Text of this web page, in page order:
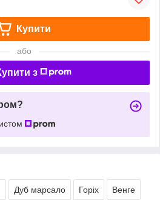
Купити
або
з
Дуб марсало Горіх Венге